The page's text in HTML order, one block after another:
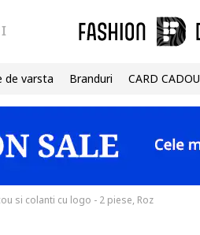
de varsta Branduri CARD CADOU
si colanti cu logo - 2 piese, Roz